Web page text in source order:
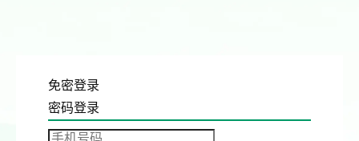
免密登录
密码登录